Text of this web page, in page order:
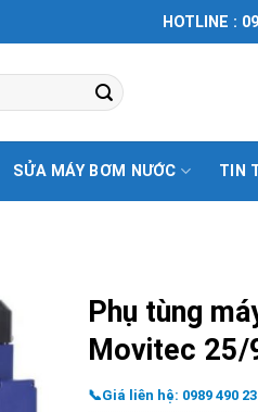
HOTLINE :
SỬA MÁY BƠM NƯỚC TIN
Phụ tùng
Movitec 25/
📞Giá liên hệ: 0989 490